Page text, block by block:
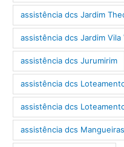
assistência dcs Jardim
assistência dcs Jardim Vila
assistência dcs Jurumirim
assistência dcs
assistência dcs
assistência dcs